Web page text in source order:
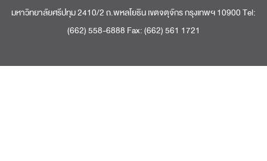
มหาวิทยาลัยศรีปทุม 2410/2 ถ.พหลโยธิน เขตจตุจักร กรุงเทพฯ 10900 Tel:
(662) 558-6888 Fax: (662) 561 1721